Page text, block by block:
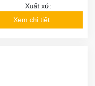
Xuất xứ:
Xem chi tiết